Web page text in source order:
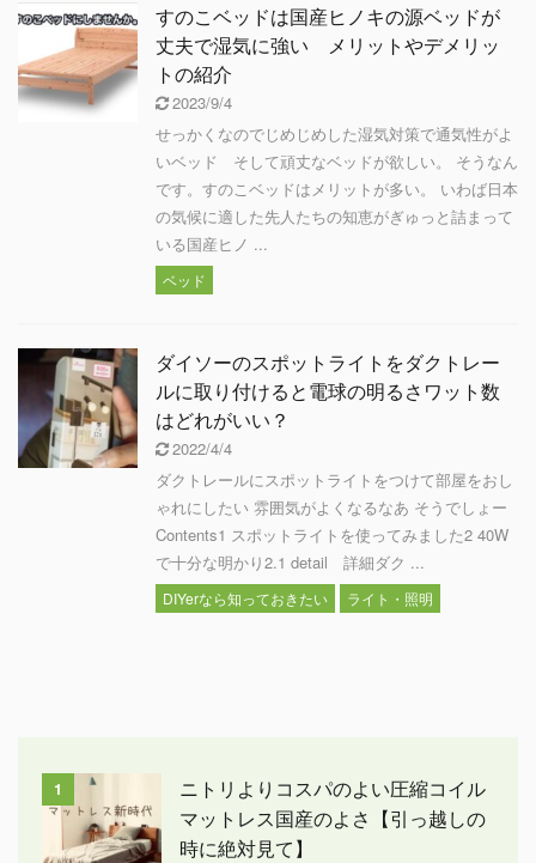
すのこベッドは国産ヒノキの源ベッドが
丈夫で湿気に強い メリットやデメリッ
トの紹介
2023/9/4
せっかくなのでじめじめした湿気対策で通気性がよ
いベッド そして頑丈なベッドが欲しい。 そうなん
です。すのこベッドはメリットが多い。 いわば日本
の気候に適した先人たちの知恵がぎゅっと詰まって
いる国産ヒノ ...
ベッド
ダイソーのスポットライトをダクトレー
ルに取り付けると電球の明るさワット数
はどれがいい？
2022/4/4
ダクトレールにスポットライトをつけて部屋をおし
ゃれにしたい 雰囲気がよくなるなあ そうでしょー
Contents1 スポットライトを使ってみました2 40W
で十分な明かり2.1 detail 詳細ダク ...
DIYerなら知っておきたい ライト・照明
1
ニトリよりコスパのよい圧縮コイル
マットレス国産のよさ【引っ越しの
時に絶対見て】